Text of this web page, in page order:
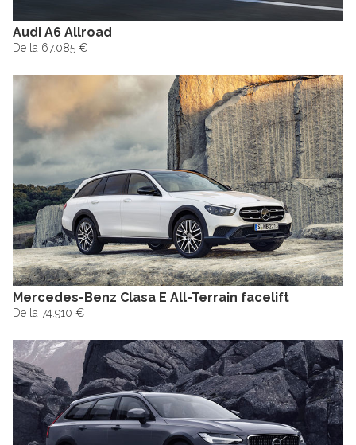
Audi A6 Allroad
De la 67.085 €
Mercedes-Benz Clasa E All-Terrain facelift
De la 74.910 €